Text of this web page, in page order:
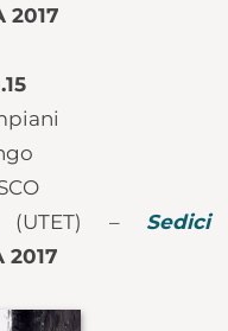
2017
– Sedici
2017